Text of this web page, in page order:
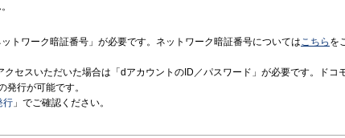
トワーク暗証番号」が必要です。ネットワーク暗証番号についてはこちら を
セスいただいた場合は「dアカウントのID／パスワード」が必要です。ドコ
行が可能です。
行 」でご確認ください。